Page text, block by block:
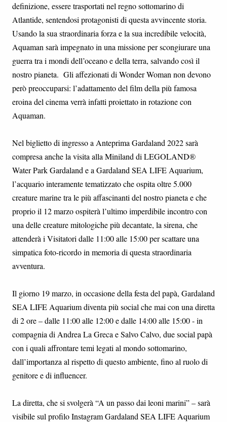
definizione, essere trasportati nel regno sottomarino di
Atlantide, sentendosi protagonisti di questa avvincente storia.
Usando la sua straordinaria forza e la sua incredibile velocità,
Aquaman sarà impegnato in una missione per scongiurare una
guerra tra i mondi dell’oceano e della terra, salvando così il
nostro pianeta. Gli affezionati di Wonder Woman non devono
però preoccuparsi: l’adattamento del film della più famosa
eroina del cinema verrà infatti proiettato in rotazione con
Aquaman.
Nel biglietto di ingresso a Anteprima Gardaland 2022 sarà
compresa anche la visita alla Miniland di LEGOLAND®
Water Park Gardaland e a Gardaland SEA LIFE Aquarium,
l’acquario interamente tematizzato che ospita oltre 5.000
creature marine tra le più affascinanti del nostro pianeta e che
proprio il 12 marzo ospiterà l’ultimo imperdibile incontro con
una delle creature mitologiche più decantate, la sirena, che
attenderà i Visitatori dalle 11:00 alle 15:00 per scattare una
simpatica foto-ricordo in memoria di questa straordinaria
avventura.
Il giorno 19 marzo, in occasione della festa del papà, Gardaland
SEA LIFE Aquarium diventa più social che mai con una diretta
di 2 ore – dalle 11:00 alle 12:00 e dalle 14:00 alle 15:00 - in
compagnia di Andrea La Greca e Salvo Calvo, due social papà
con i quali affrontare temi legati al mondo sottomarino,
dall’importanza al rispetto di questo ambiente, fino al ruolo di
genitore e di influencer.
La diretta, che si svolgerà “A un passo dai leoni marini” – sarà
visibile sul profilo Instagram Gardaland SEA LIFE Aquarium